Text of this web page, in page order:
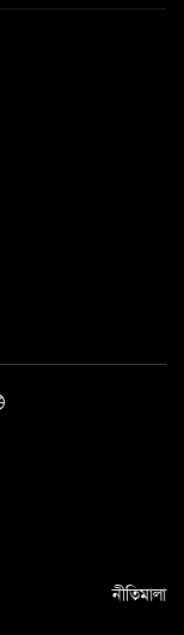
নীতিমালা